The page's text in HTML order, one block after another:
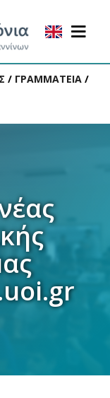
/ ΓΡΑΜΜΑΤΕΙΑ /